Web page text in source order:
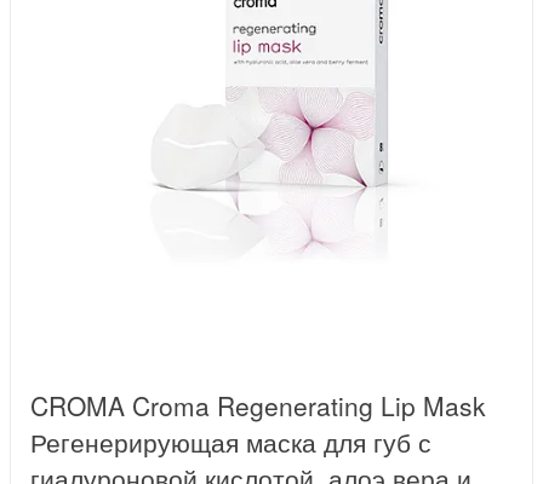
CROMA Croma Regenerating Lip Mask
Регенерирующая маска для губ с